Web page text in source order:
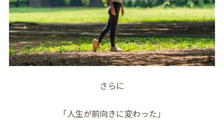
さらに
「人生が前向きに変わった」